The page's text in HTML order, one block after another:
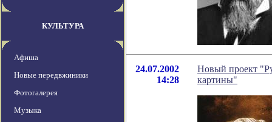
КУЛЬТУРА
Афиша
Новые передвжиники
Фотогалерея
Музыка
24.07.2002
14:28
Новый проект
картины"